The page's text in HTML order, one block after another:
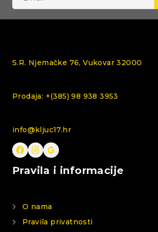
S.R. Njemačke 76, Vukovar 32000
Prodaja: +(385) 98 938 3953
info@kljuc17.hr
Pravila i informacije
O nama
Pravila privatnosti